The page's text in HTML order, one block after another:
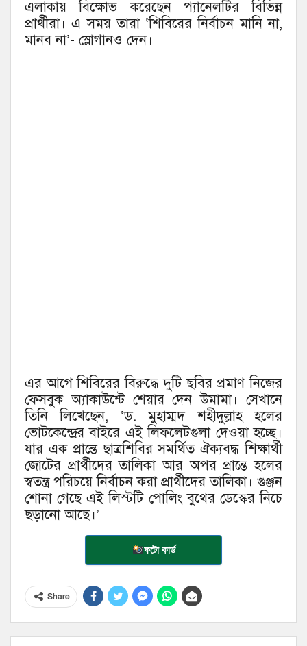
এলাকায় বিক্ষোভ করেছেন প্যানেলটির বিভিন্ন
প্রার্থীরা। এ সময় তারা ‘শিবিরের নির্বাচন মানি না,
মানব না’- স্লোগানও দেন।
এর আগে শিবিরের বিরুদ্ধে দুটি ছবির প্রমাণ নিজের
ফেসবুক অ্যাকাউন্টে শেয়ার দেন উমামা। সেখানে
তিনি লিখেছেন, ‘ড. মুহাম্মদ শহীদুল্লাহ হলের
ভোটকেন্দ্রের বাইরে এই লিফলেটগুলা দেওয়া হচ্ছে।
যার এক প্রান্তে ছাত্রশিবির সমর্থিত ঐক্যবদ্ধ শিক্ষার্থী
জোটের প্রার্থীদের তালিকা আর অপর প্রান্তে হলের
স্বতন্ত্র পরিচয়ে নির্বাচন করা প্রার্থীদের তালিকা। গুঞ্জন
শোনা গেছে এই লিস্টটি পোলিং বুথের ডেস্কের নিচে
ছড়ানো আছে।’
ফটো কার্ড
Share